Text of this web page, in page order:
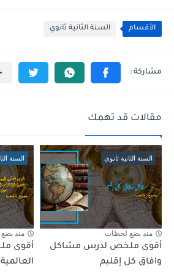
الأقسام السنة الثانية ثانوي
مقالات قد تهمك
السنة الثانية ثانوي
منذ بضع لحظات
أقوى ملخص لدرس مشاكل
وافاق كل إقليم
السنة
منذ
أقوى
العالمية